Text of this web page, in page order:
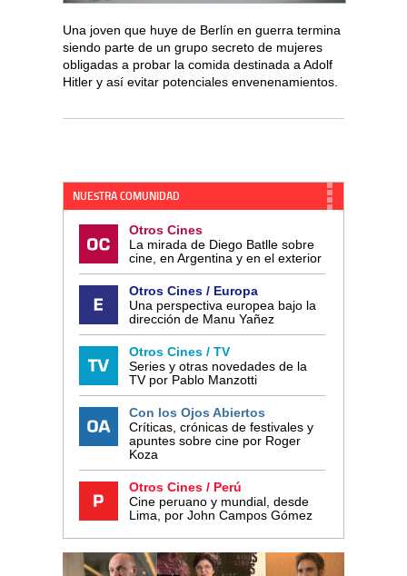
Una joven que huye de Berlín en guerra termina
siendo parte de un grupo secreto de mujeres
obligadas a probar la comida destinada a Adolf
Hitler y así evitar potenciales envenenamientos.
NUESTRA COMUNIDAD
Otros Cines
La mirada de Diego Batlle sobre
cine, en Argentina y en el exterior
Otros Cines / Europa
Una perspectiva europea bajo la
dirección de Manu Yañez
Otros Cines / TV
Series y otras novedades de la
TV por Pablo Manzotti
Con los Ojos Abiertos
Críticas, crónicas de festivales y
apuntes sobre cine por Roger
Koza
Otros Cines / Perú
Cine peruano y mundial, desde
Lima, por John Campos Gómez